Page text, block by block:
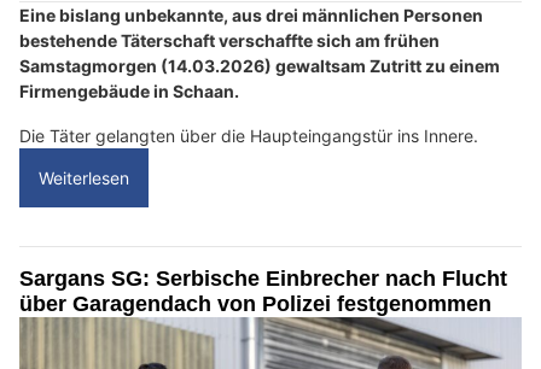
Eine bislang unbekannte, aus drei männlichen Personen
bestehende Täterschaft verschaffte sich am frühen
Samstagmorgen (14.03.2026) gewaltsam Zutritt zu einem
Firmengebäude in Schaan.
Die Täter gelangten über die Haupteingangstür ins Innere.
Weiterlesen
Sargans SG: Serbische Einbrecher nach Flucht
über Garagendach von Polizei festgenommen